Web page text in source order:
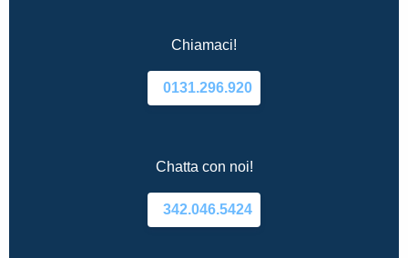
Chiamaci!
0131.296.920
Chatta con noi!
342.046.5424